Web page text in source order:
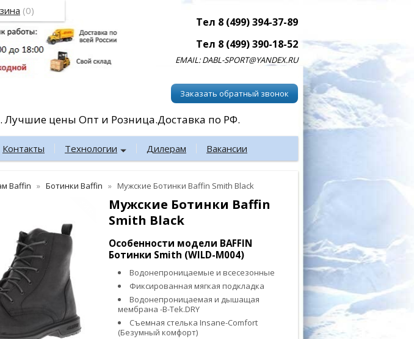
Тел 8 (499) 394-37-89
Тел 8 (499) 390-18-52
EMAIL: DABL-SPORT@YANDEX.RU
Заказать обратный звонок
Лучшие цены Опт и Розница.Доставка по РФ.
Контакты Технологии Дилерам Вакансии
Baffin Ботинки Baffin Мужские Ботинки Baffin Smith Black
Мужские Ботинки Baffin
Smith Black
Особенности модели BAFFIN
Ботинки Smith (WILD-M004)
Водонепроницаемые и всесезонные
Фиксированная мягкая подкладка
Водонепроницаемая и дышащая
мембрана -B-Tek.DRY
Съемная стелька Insane-Comfort
(Безумный комфорт)
(0)